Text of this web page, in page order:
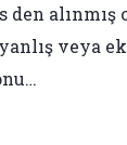
den
veya